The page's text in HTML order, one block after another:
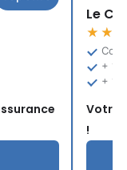
Le
+
+ 10
Votre
!